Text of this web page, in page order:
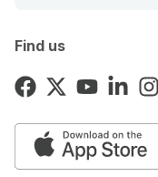
Find us
Vise o temi